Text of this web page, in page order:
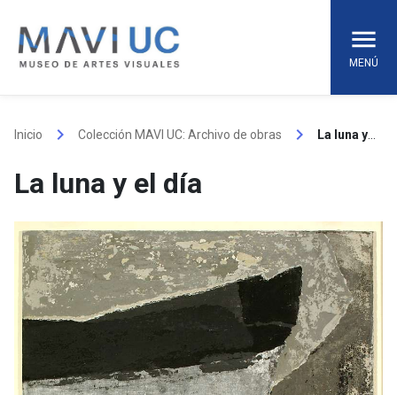
content
MENÚ
Inicio keyboard_arrow_right Colección MAVI UC: Archivo de obras keyboard_arrow_right
La luna y el día